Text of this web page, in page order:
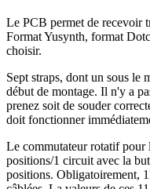
Le PCB permet de recevoir
Format Yusynth, format
choisir.
Sept straps, dont un sous le
début de montage. Il n'y a
prenez soit de souder
doit fonctionner
Le commutateur rotatif
positions/1 circuit avec la
positions. Obligatoirement,